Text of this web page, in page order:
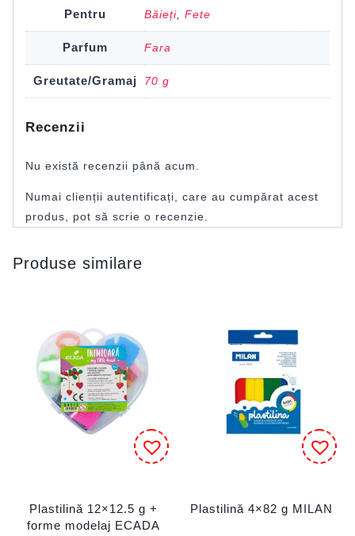
Pentru Băieți Fete
Parfum Fara
Greutate/Gramaj 70 g
Recenzii
Nu există recenzii până acum.
Numai clienții autentificați, care au cumpărat acest
produs, pot să scrie o recenzie.
Produse similare
Plastilină 12×12.5 g +
forme modelaj ECADA
Plastilină 4×82 g MILAN